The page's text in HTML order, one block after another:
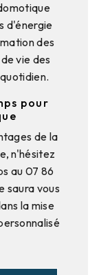
d'énergie
des
vie des
pour
de la
n'hésitez
au 07 86
saura vous
la mise